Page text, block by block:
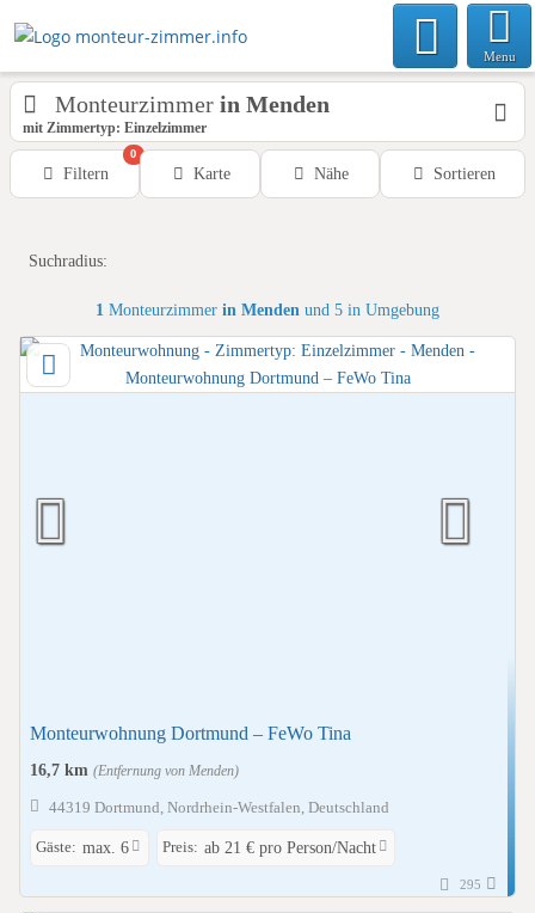
Menu
Monteurzimmer in Menden
mit Zimmertyp: Einzelzimmer
Filtern
0
Karte Nähe Sortieren
Suchradius:
1 Monteurzimmer in Menden und 5 in Umgebung
Monteurwohnung Dortmund – FeWo Tina
16,7 km (Entfernung von Menden)
44319 Dortmund, Nordrhein-Westfalen, Deutschland
Gäste: max. 6 Preis: ab 21 € pro Person/Nacht
295